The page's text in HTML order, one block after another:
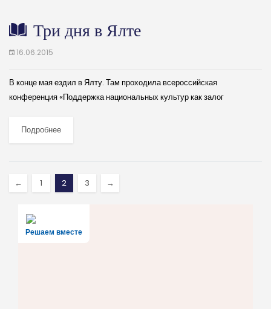
Три дня в Ялте
16.06.2015
В конце мая ездил в Ялту. Там проходила всероссийская
конференция «Поддержка национальных культур как залог
деловой частью мероприятия и знакомством с культурными
достопримечательностями города...
Подробнее
← 1 2 3 →
Решаем вместе